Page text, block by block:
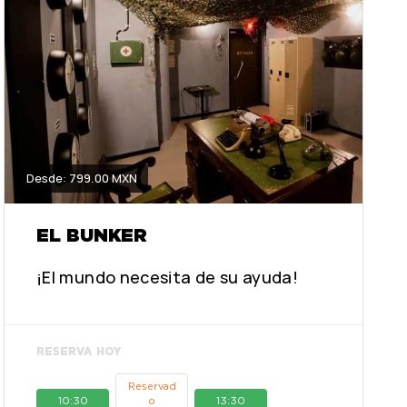
Desde: 799.00 MXN
EL BUNKER
¡El mundo necesita de su ayuda!
RESERVA HOY
10:30
Reservad
o
13:30